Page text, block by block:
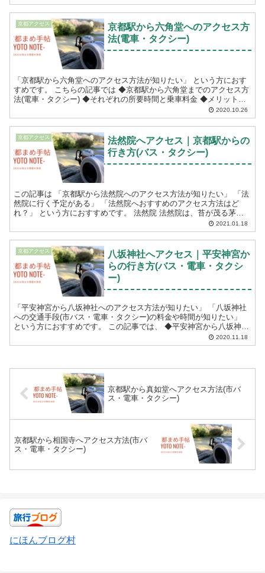
京都アクセス
京都駅から六角堂へのアクセス方
法(電車・タクシー)
「京都駅から六角堂へのアクセス方法が知りたい」 という方におす
すめです。 こちらの記事では ◆京都駅から六角堂までのアクセス方
法(電車・タクシー) ◆それぞれの所要時間と乗車料金 ◆メリット・
2020.10.26
京都アクセス
法然院へアクセス｜京都駅からの
行き方(バス・タクシー)
この記事は 「京都駅から法然院へのアクセス方法が知りたい」 「法
然院に行く予定がある」 「法然院へおすすめのアクセス方法はど
れ？」 という方におすすめです。 法然院 法然院は、苔が茂る茅葺
2021.01.18
京都アクセス
八坂神社へアクセス｜平安神宮か
らの行き方(バス・電車・タクシ
ー)
「平安神宮から八坂神社へのアクセス方法が知りたい」 「八坂神社
への交通手段(市バス・電車・タクシー)の料金や時間が知りたい」
という方におすすめです。 この記事では、 ◆平安神宮から八坂神社
2020.11.18
京都駅から真如堂へアクセス方法(市バ
ス・電車・タクシー)
京都駅から相国寺へアクセス方法(市バ
ス・電車・タクシー)
にほんブログ村